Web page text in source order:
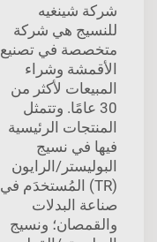
شركة شينغيه
للنسيج هي شركة
متخصصة في تصنيع
الأقمشة وشراء
المبيعات لأكثر من
30 عامًا. وتتمثل
المنتجات الرئيسية
فيها في نسيج
البوليستر/الرايون
(TR) المُستخدَم في
صناعة البدلات
والقمصان؛ ونسيج